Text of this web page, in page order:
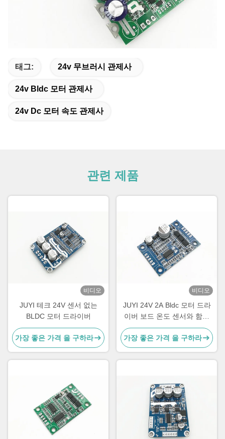
태그: 24v 무브러시 관제사
24v Bldc 모터 관제사
24v Dc 모터 속도 관제사
관련 제품
비디오
JUYI 테크 24V 센서 없는
BLDC 모터 드라이버
가장 좋은 가격 을 구하라
비디오
JUYI 24V 2A Bldc 모터 드라
이버 보드 온도 센서와 함께
전류 변속 속도 팬 컨트롤러
가장 좋은 가격 을 구하라